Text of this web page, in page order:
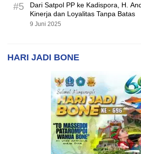
#5
Dari Satpol PP ke Kadispora, H.
Kinerja dan Loyalitas Tanpa Batas
9 Juni 2025
HARI JADI BONE